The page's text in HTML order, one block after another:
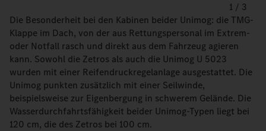
1 / 3
Die Besonderheit bei den Kabinen beider Unimog: die TMG-
Klappe im Dach, von der aus Rettungspersonal im Extrem-
oder Notfall rasch und direkt aus dem Fahrzeug agieren
kann. Sowohl die Zetros als auch die Unimog U 5023
wurden mit einer Reifendruckregelanlage ausgestattet. Die
Unimog punkten zusätzlich mit einer Seilwinde,
beispielsweise zur Eigenbergung in schwerem Gelände. Die
Wasserdurchfahrtsfähigkeit beider Unimog-Typen liegt bei
120 cm, die des Zetros bei 100 cm.